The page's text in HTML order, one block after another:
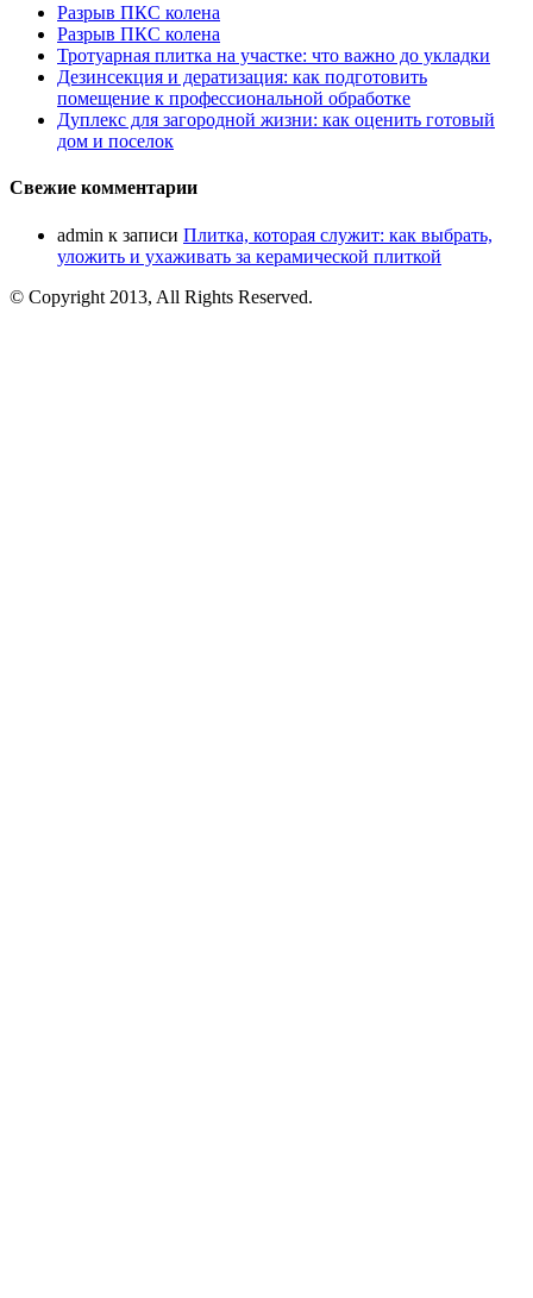
Разрыв ПКС колена
Разрыв ПКС колена
Тротуарная плитка на участке: что важно до укладки
Дезинсекция и дератизация: как подготовить
помещение к профессиональной обработке
Дуплекс для загородной жизни: как оценить готовый
дом и поселок
Свежие комментарии
admin к записи Плитка, которая служит: как выбрать,
уложить и ухаживать за керамической плиткой
© Copyright 2013, All Rights Reserved.